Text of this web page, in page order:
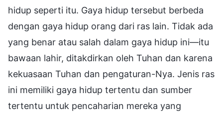
hidup seperti itu. Gaya hidup tersebut berbeda
dengan gaya hidup orang dari ras lain. Tidak ada
yang benar atau salah dalam gaya hidup ini—itu
bawaan lahir, ditakdirkan oleh Tuhan dan karena
kekuasaan Tuhan dan pengaturan-Nya. Jenis ras
ini memiliki gaya hidup tertentu dan sumber
tertentu untuk pencaharian mereka yang